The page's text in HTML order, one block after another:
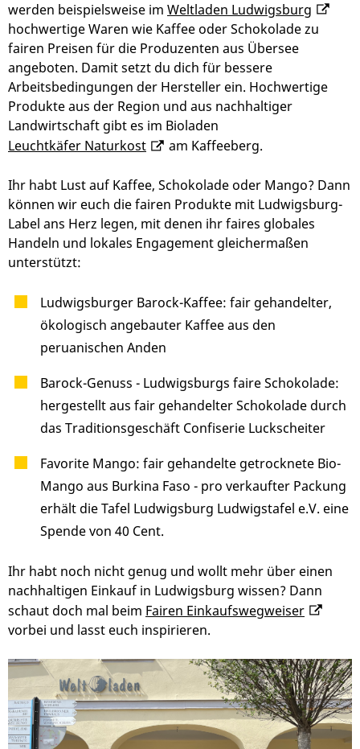
werden beispielsweise im Weltladen Ludwigsburg
hochwertige Waren wie Kaffee oder Schokolade zu
fairen Preisen für die Produzenten aus Übersee
angeboten. Damit setzt du dich für bessere
Arbeitsbedingungen der Hersteller ein. Hochwertige
Produkte aus der Region und aus nachhaltiger
Landwirtschaft gibt es im Bioladen
Leuchtkäfer Naturkost
am Kaffeeberg.
Ihr habt Lust auf Kaffee, Schokolade oder Mango? Dann
können wir euch die fairen Produkte mit Ludwigsburg-
Label ans Herz legen, mit denen ihr faires globales
Handeln und lokales Engagement gleichermaßen
unterstützt:
Ludwigsburger Barock-Kaffee: fair gehandelter,
ökologisch angebauter Kaffee aus den
peruanischen Anden
Barock-Genuss - Ludwigsburgs faire Schokolade:
hergestellt aus fair gehandelter Schokolade durch
das Traditionsgeschäft Confiserie Luckscheiter
Favorite Mango: fair gehandelte getrocknete Bio-
Mango aus Burkina Faso - pro verkaufter Packung
erhält die Tafel Ludwigsburg Ludwigstafel e.V. eine
Spende von 40 Cent.
Ihr habt noch nicht genug und wollt mehr über einen
nachhaltigen Einkauf in Ludwigsburg wissen? Dann
schaut doch mal beim Fairen Einkaufswegweiser
vorbei und lasst euch inspirieren.